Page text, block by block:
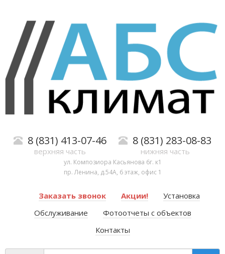
8 (831) 413-07-46
верхняя часть
8 (831) 283-08-83
нижняя часть
ул. Композиора Касьянова 6г. к1
пр. Ленина, д.54А, 6 этаж, офис 1
Заказать звонок Акции!
Установка
Обслуживание
Фотоотчеты с объектов
Контакты